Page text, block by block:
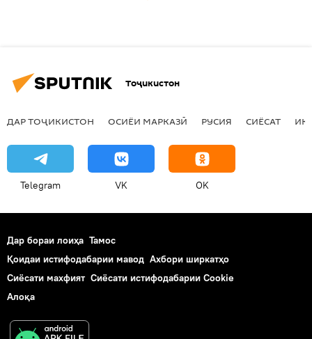
Тоҷикистон
ДАР ТОҶИКИСТОН ОСИЁИ МАРКАЗӢ РУСИЯ СИЁСАТ
Telegram VK OK
Дар бораи лоиҳа Тамос
Қоидаи истифодабарии мавод Ахбори ширкатҳо
Сиёсати махфият Сиёсати истифодабарии Cookie
Алоқа